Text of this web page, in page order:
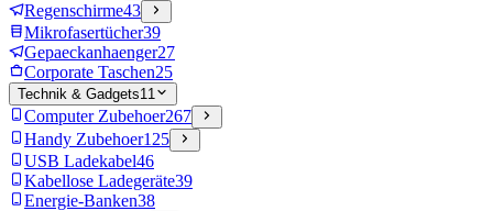
Regenschirme43
Mikrofasertücher39
Gepaeckanhaenger27
Corporate Taschen25
Technik & Gadgets11
Computer Zubehoer267
Handy Zubehoer125
USB Ladekabel46
Kabellose Ladegeräte39
Energie-Banken38